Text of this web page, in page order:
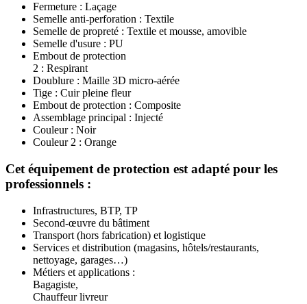
Fermeture : Laçage
Semelle anti-perforation : Textile
Semelle de propreté : Textile et mousse, amovible
Semelle d'usure : PU
Embout de protection
2 : Respirant
Doublure : Maille 3D micro-aérée
Tige : Cuir pleine fleur
Embout de protection : Composite
Assemblage principal : Injecté
Couleur : Noir
Couleur 2 : Orange
Cet équipement de protection est adapté pour les
professionnels :
Infrastructures, BTP, TP
Second-œuvre du bâtiment
Transport (hors fabrication) et logistique
Services et distribution (magasins, hôtels/restaurants,
nettoyage, garages…)
Métiers et applications :
Bagagiste,
Chauffeur livreur